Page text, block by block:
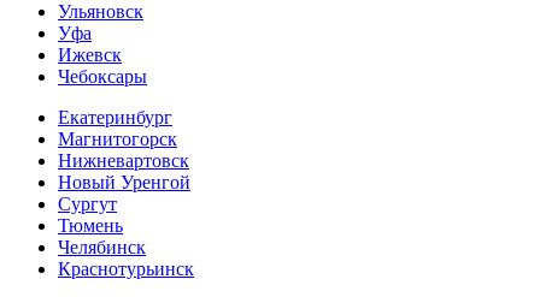
Ульяновск
Уфа
Ижевск
Чебоксары
Екатеринбург
Магнитогорск
Нижневартовск
Новый Уренгой
Сургут
Тюмень
Челябинск
Краснотурьинск